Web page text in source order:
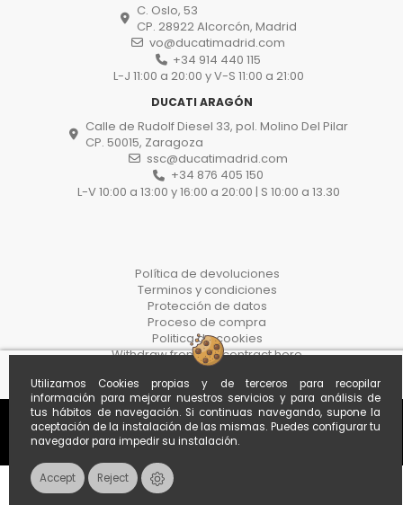
Utilizamos Cookies propias y de terceros para recopilar
información para mejorar nuestros servicios y para análisis de
tus hábitos de navegación. Si continuas navegando, supone la
aceptación de la instalación de las mismas. Puedes configurar tu
navegador para impedir su instalación.
Accept Reject
C. Oslo, 53
CP. 28922 Alcorcón, Madrid
vo@ducatimadrid.com
+34 914 440 115
L-J 11:00 a 20:00 y V-S 11:00 a 21:00
DUCATI ARAGÓN
Calle de Rudolf Diesel 33, pol. Molino Del Pilar
CP. 50015, Zaragoza
ssc@ducatimadrid.com
+34 876 405 150
L-V 10:00 a 13:00 y 16:00 a 20:00 | S 10:00 a 13.30
Política de devoluciones
Terminos y condiciones
Protección de datos
Proceso de compra
Politica de cookies
Withdraw from the contract here